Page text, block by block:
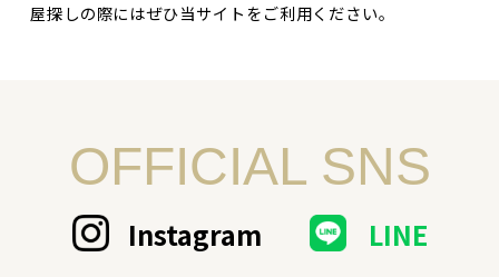
屋探しの際にはぜひ当サイトをご利用ください。
OFFICIAL SNS
Instagram LINE